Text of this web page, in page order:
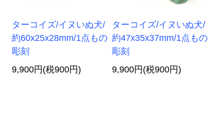
ターコイズ/イヌいぬ犬/
約60x25x28mm/1点もの
彫刻
9,900円(税900円)
ターコイズ/イヌいぬ犬/
約47x35x37mm/1点もの
彫刻
9,900円(税900円)